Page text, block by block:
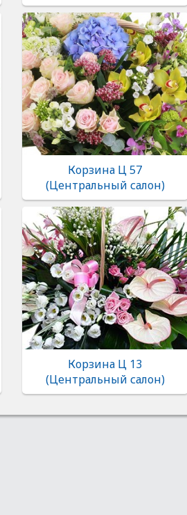
Корзина Ц 57
(Центральный салон)
Корзина Ц 13
(Центральный салон)